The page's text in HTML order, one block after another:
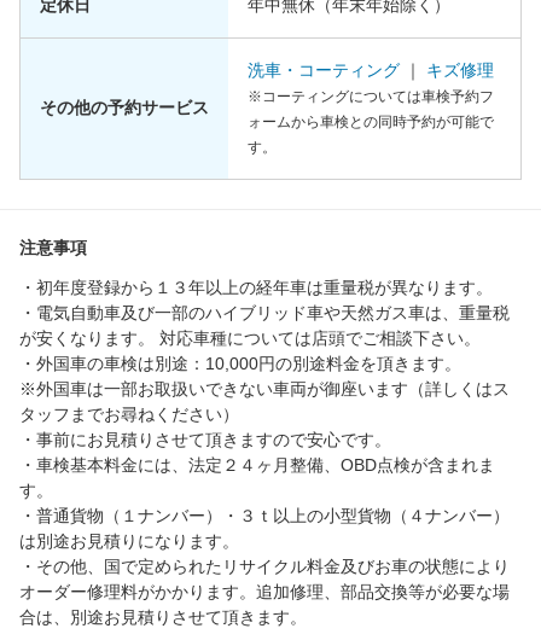
定休日 年中無休（年末年始除く）
その他の予約サービス
洗車・コーティング ｜ キズ修理
※コーティングについては車検予約フ
ォームから車検との同時予約が可能で
す。
注意事項
・初年度登録から１３年以上の経年車は重量税が異なります。
・電気自動車及び一部のハイブリッド車や天然ガス車は、重量税
が安くなります。 対応車種については店頭でご相談下さい。
・外国車の車検は別途：10,000円の別途料金を頂きます。
※外国車は一部お取扱いできない車両が御座います（詳しくはス
タッフまでお尋ねください）
・事前にお見積りさせて頂きますので安心です。
・車検基本料金には、法定２４ヶ月整備、OBD点検が含まれま
す。
・普通貨物（１ナンバー）・３ｔ以上の小型貨物（４ナンバー）
は別途お見積りになります。
・その他、国で定められたリサイクル料金及びお車の状態により
オーダー修理料がかかります。追加修理、部品交換等が必要な場
合は、別途お見積りさせて頂きます。